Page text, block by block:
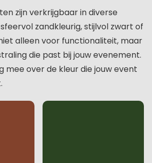
zijn verkrijgbaar in diverse
zandkleurig, stijlvol zwart of
alleen voor functionaliteit, maar
die past bij jouw evenement.
mee over de kleur die jouw event